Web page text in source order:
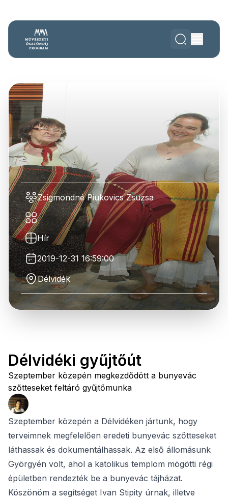
Zsigmondné Piukovics Zsuzsa
Hír
2019-12-31 16:59:00
Délvidék
Délvidéki gyűjtőút
Szeptember közepén megkezdődött a bunyevác
szőtteseket feltáró gyűjtőmunka
Szeptember közepén a Délvidéken jártunk, hogy
terveimnek megfelelően eredeti bunyevác szőtteseket
láthassak és dokumentálhassak. Az első állomásunk
Györgyén volt, ahol a katolikus templom mögötti régi
épületben rendezték be a bunyevác tájházat.
Köszönöm a segítséget Ivan Stipity úrnak, illetve